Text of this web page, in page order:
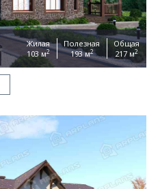
Жилая
103 м2
Полезная
193 м2
Общая
217 м2